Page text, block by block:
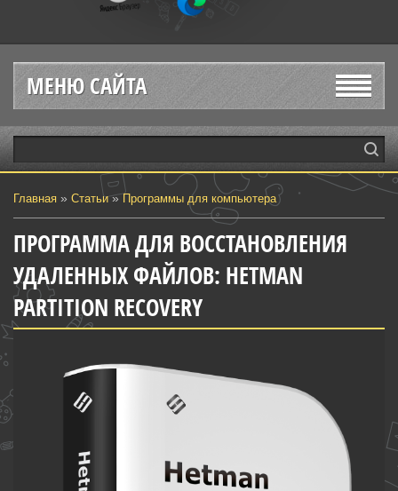
МЕНЮ САЙТА
Главная » Статьи»Программы для компьютера
ПРОГРАММА ДЛЯ ВОССТАНОВЛЕНИЯ
УДАЛЕННЫХ ФАЙЛОВ: HETMAN
PARTITION RECOVERY